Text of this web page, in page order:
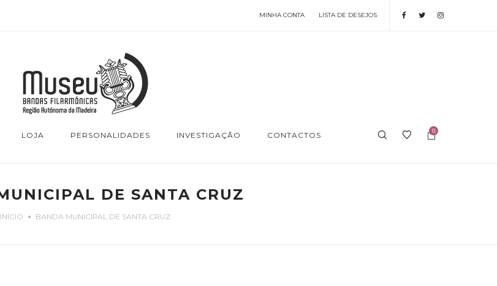
MINHA CONTA LISTA DE DESEJOS
LOJA PERSONALIDADES INVESTIGAÇÃO CONTACTOS 0
DE SANTA CRUZ
INÍCIO BANDA MUNICIPAL DE SANTA CRUZ